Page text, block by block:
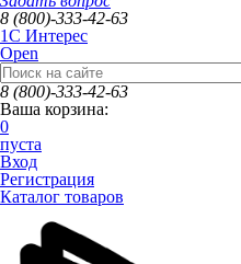
8 (800)-333-42-63
1C Интерес
Open
8 (800)-333-42-63
Ваша корзина:
0
пуста
Вход
Регистрация
Каталог товаров